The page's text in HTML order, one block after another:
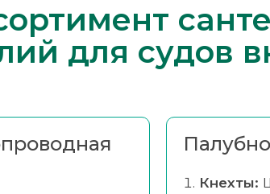
для судов
Кнехты: